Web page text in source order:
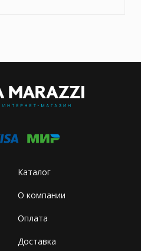
Каталог
О компании
Оплата
Доставка